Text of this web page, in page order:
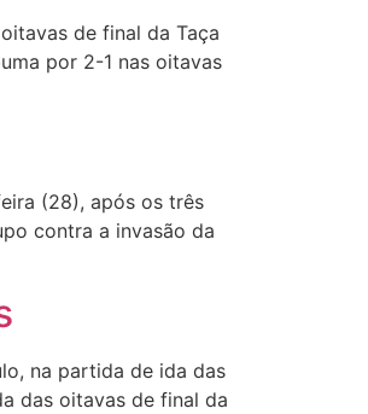
de final da Taça
por 2-1 nas oitavas
(28), após os três
contra a invasão da
na partida de ida das
das oitavas de final da